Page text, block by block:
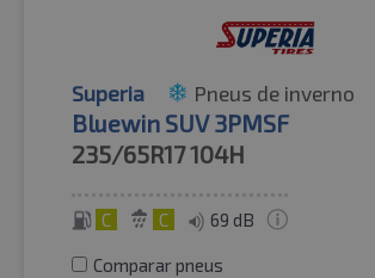
Superia Pneus de inverno
Bluewin SUV 3PMSF
235/65R17104H
C C 69 dB
Comparar pneus